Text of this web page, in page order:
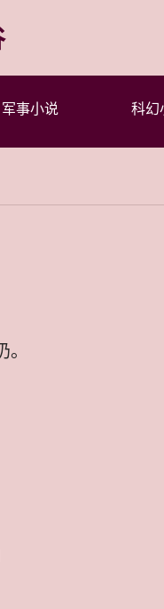
军事小说 科幻